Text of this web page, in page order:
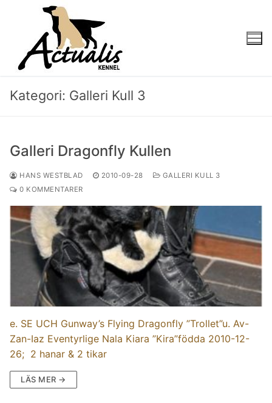
Kategori: Galleri Kull 3
Galleri Dragonfly Kullen
HANS WESTBLAD 2010-09-28
GALLERI KULL 3
0 KOMMENTARER
e. SE UCH Gunway’s Flying Dragonfly ”Trollet”u. Av-
Zan-Iaz Eventyrlige Nala Kiara ”Kira”födda 2010-12-
26; 2 hanar & 2 tikar
LÄS MER →